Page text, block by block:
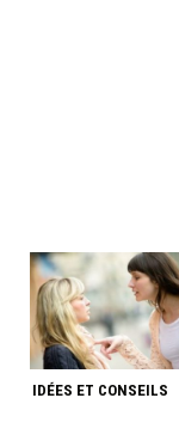
IDÉES ET CONSEILS